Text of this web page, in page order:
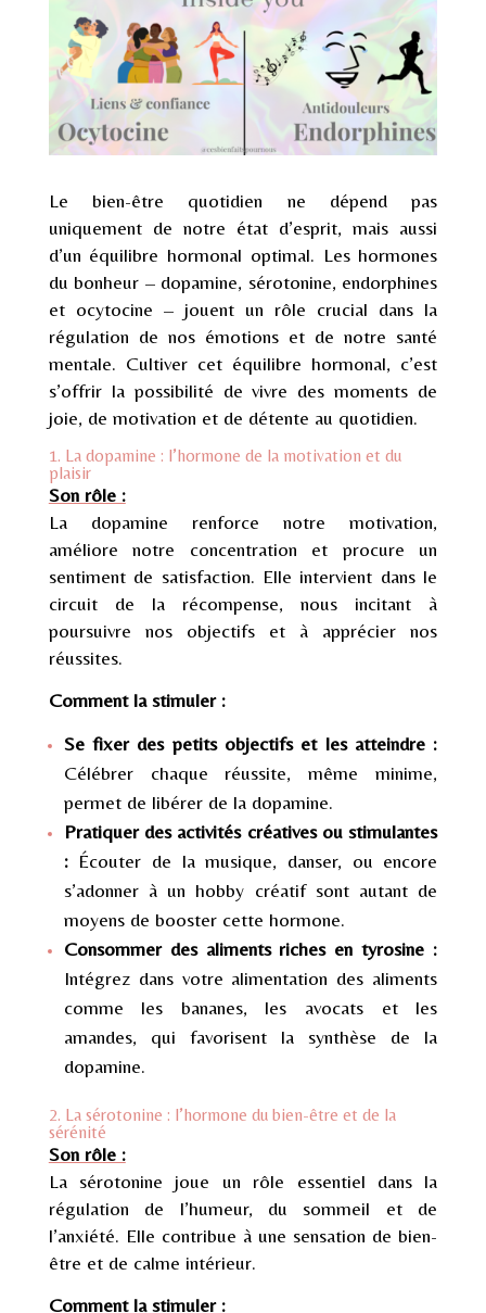
Le bien-être quotidien ne dépend pas
uniquement de notre état d’esprit, mais aussi
d’un équilibre hormonal optimal. Les hormones
du bonheur – dopamine, sérotonine, endorphines
et ocytocine – jouent un rôle crucial dans la
régulation de nos émotions et de notre santé
mentale. Cultiver cet équilibre hormonal, c’est
s’offrir la possibilité de vivre des moments de
joie, de motivation et de détente au quotidien.
1. La dopamine : l’hormone de la motivation et du
plaisir
Son rôle :
La dopamine renforce notre motivation,
améliore notre concentration et procure un
sentiment de satisfaction. Elle intervient dans le
circuit de la récompense, nous incitant à
poursuivre nos objectifs et à apprécier nos
réussites.
Comment la stimuler :
Se fixer des petits objectifs et les atteindre :
Célébrer chaque réussite, même minime,
permet de libérer de la dopamine.
Pratiquer des activités créatives ou stimulantes
:Écouter de la musique, danser, ou encore
s’adonner à un hobby créatif sont autant de
moyens de booster cette hormone.
Consommer des aliments riches en tyrosine :
Intégrez dans votre alimentation des aliments
comme les bananes, les avocats et les
amandes, qui favorisent la synthèse de la
dopamine.
2. La sérotonine : l’hormone du bien-être et de la
sérénité
Son rôle :
La sérotonine joue un rôle essentiel dans la
régulation de l’humeur, du sommeil et de
l’anxiété. Elle contribue à une sensation de bien-
être et de calme intérieur.
Comment la stimuler :